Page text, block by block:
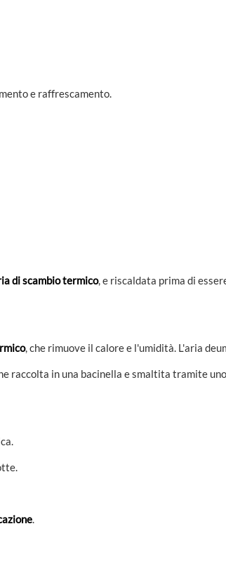
e raffrescamento.
di scambio termico, e riscaldata prima di
, che rimuove il calore e l'umidità. L'aria
raccolta in una bacinella e smaltita tramite
.